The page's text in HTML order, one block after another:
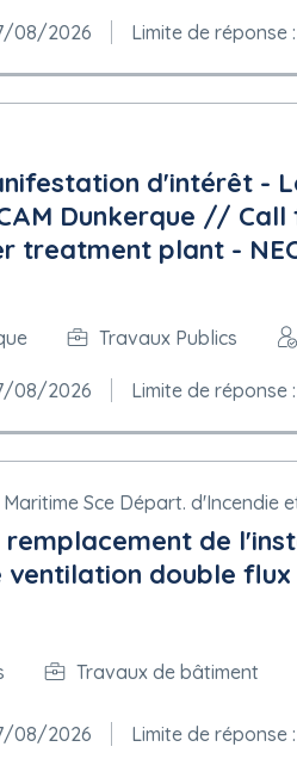
08/2026 Limite de réponse :
d'intérêt -
Dunkerque //
treatment plant -
Travaux Publics
08/2026 Limite de réponse :
Maritime Sce Départ. d'Incendie
remplacement de
ventilation double flux
Travaux de bâtiment
08/2026 Limite de réponse :